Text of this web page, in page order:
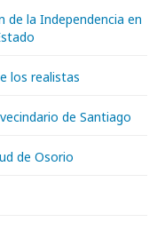
de la Independencia en
los realistas
de Santiago
de Osorio